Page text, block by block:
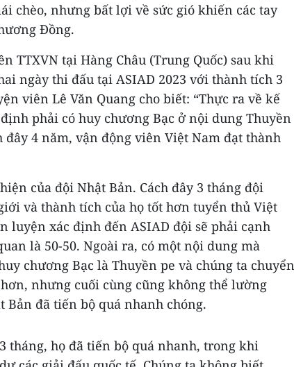
chèo, nhưng bất lợi về sức gió khiến các tay
Đồng.
TTXVN tại Hàng Châu (Trung Quốc) sau khi
ngày thi đấu tại ASIAD 2023 với thành tích 3
viên Lê Văn Quang cho biết: “Thực ra về kế
phải có huy chương Bạc ở nội dung Thuyền
đây 4 năm, vận động viên Việt Nam đạt thành
của đội Nhật Bản. Cách đây 3 tháng đội
và thành tích của họ tốt hơn tuyển thủ Việt
luyện xác định đến ASIAD đội sẽ phải cạnh
là 50-50. Ngoài ra, có một nội dung mà
chương Bạc là Thuyền pe và chúng ta chuyển
nhưng cuối cùng cũng không thể lường
Bản đã tiến bộ quá nhanh chóng.
tháng, họ đã tiến bộ quá nhanh, trong khi